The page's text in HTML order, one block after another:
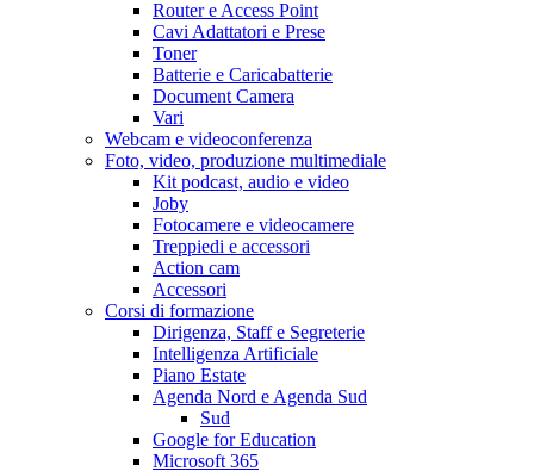
Router e Access Point
Cavi Adattatori e Prese
Toner
Batterie e Caricabatterie
Document Camera
Vari
Webcam e videoconferenza
Foto, video, produzione multimediale
Kit podcast, audio e video
Joby
Fotocamere e videocamere
Treppiedi e accessori
Action cam
Accessori
Corsi di formazione
Dirigenza, Staff e Segreterie
Intelligenza Artificiale
Piano Estate
Agenda Nord e Agenda Sud
Sud
Google for Education
Microsoft 365